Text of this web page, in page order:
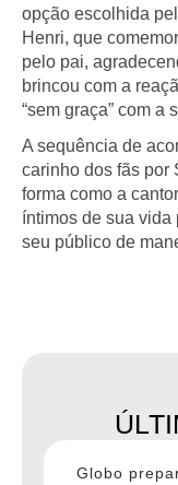
opção escolhida
Henri, que
pelo pai,
brincou com a
“sem graça” com a
A sequência de
carinho dos fãs por
forma como a
íntimos de sua vida
seu público de
Globo